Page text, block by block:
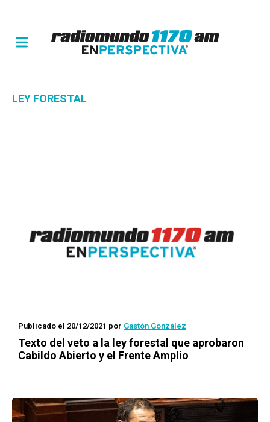
LEY FORESTAL
Publicado el 20/12/2021 por Gastón González
Texto del veto a la ley forestal que aprobaron
Cabildo Abierto y el Frente Amplio